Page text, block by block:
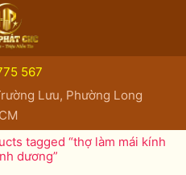
567
Lưu, Phường Long
tagged “thợ làm mái kính
dương”